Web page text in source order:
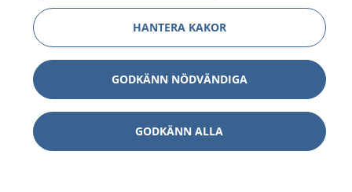
HANTERA KAKOR
GODKÄNN NÖDVÄNDIGA
GODKÄNN ALLA